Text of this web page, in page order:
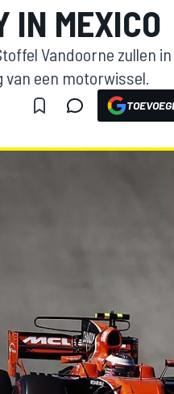
IN MEXICO
Vandoorne zullen
een motorwissel.